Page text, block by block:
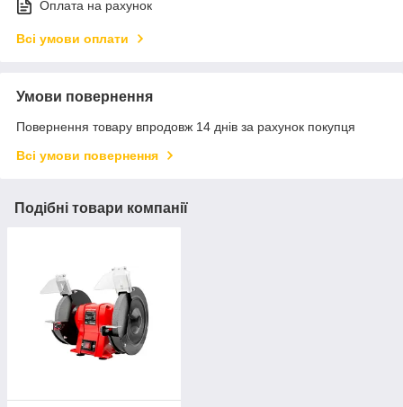
Оплата на рахунок
Всі умови оплати
Умови повернення
Повернення товару впродовж 14 днів за рахунок покупця
Всі умови повернення
Подібні товари компанії